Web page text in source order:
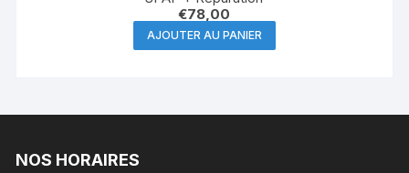
€78,00
AJOUTER AU PANIER
NOS HORAIRES